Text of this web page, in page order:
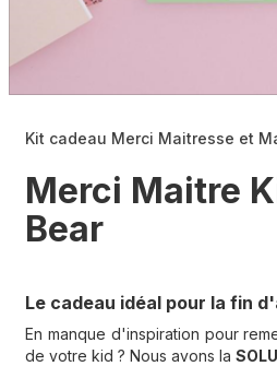
Kit cadeau Merci Maitresse et
Merci Maitre
Bear
Le cadeau idéal pour la fin
En manque d'inspiration pour
de votre kid ? Nous avons la